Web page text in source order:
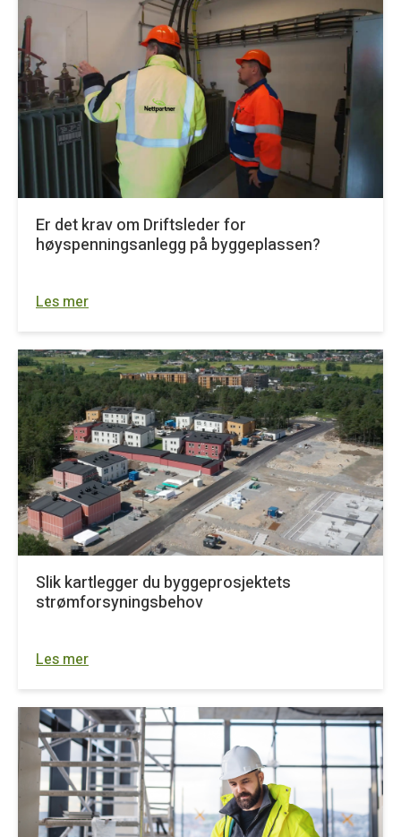
Er det krav om Driftsleder for
høyspenningsanlegg på byggeplassen?
Les mer
Slik kartlegger du byggeprosjektets
strømforsyningsbehov
Les mer